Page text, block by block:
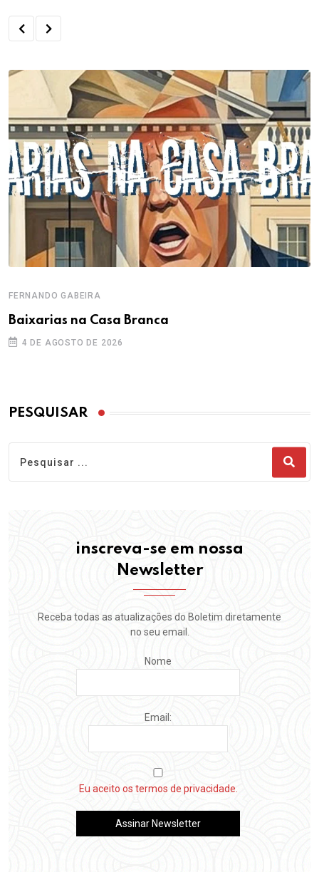
FERNANDO GABEIRA
Baixarias na Casa Branca
4 DE AGOSTO DE 2026
PESQUISAR
inscreva-se em nossa
Newsletter
Receba todas as atualizações do Boletim diretamente
no seu email.
Nome
Email:
Eu aceito os termos de privacidade.